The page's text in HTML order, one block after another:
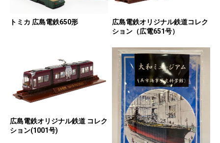
トミカ 広島電鉄650形
広島電鉄オリジナル鉄道コレク
ション（広電651号）
広島電鉄オリジナル鉄道 コレク
ション(1001号)